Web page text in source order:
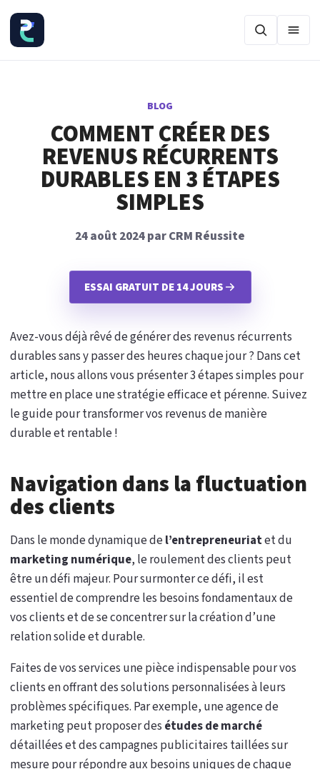
BLOG
COMMENT CRÉER DES
REVENUS RÉCURRENTS
DURABLES EN 3 ÉTAPES
SIMPLES
24 août 2024 par CRM Réussite
ESSAI GRATUIT DE 14 JOURS
Avez-vous déjà rêvé de générer des revenus récurrents
durables sans y passer des heures chaque jour ? Dans cet
article, nous allons vous présenter 3 étapes simples pour
mettre en place une stratégie efficace et pérenne. Suivez
le guide pour transformer vos revenus de manière
durable et rentable !
Navigation dans la fluctuation
des clients
Dans le monde dynamique del’entrepreneuriatet du
marketing numérique, le roulement des clients peut
être un défi majeur. Pour surmonter ce défi, il est
essentiel de comprendre les besoins fondamentaux de
vos clients et de se concentrer sur la création d’une
relation solide et durable.
Faites de vos services une pièce indispensable pour vos
clients en offrant des solutions personnalisées à leurs
problèmes spécifiques. Par exemple, une agence de
marketing peut proposer des études de marché
détaillées et des campagnes publicitaires taillées sur
mesure pour répondre aux besoins uniques de chaque